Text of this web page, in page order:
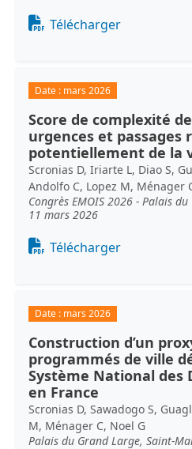
Document
Télécharger
Date : mars 2026
Score de complexité
urgences et passages
potentiellement de la
Scronias D, Iriarte L, Diao S,
Andolfo C, Lopez M, Ménager
Congrès EMOIS 2026 - Palais
11 mars 2026
Document
Télécharger
Date : mars 2026
Construction d’un
programmés de ville
Système National des
en France
Scronias D, Sawadogo S,
M, Ménager C, Noel G
Palais du Grand Large, Saint-